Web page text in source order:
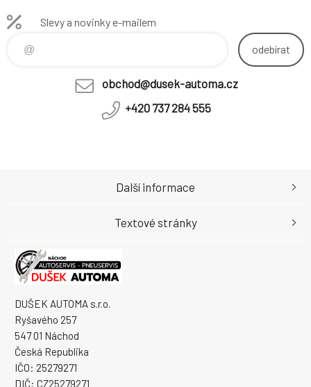
Slevy a novinky e-mailem
odebírat
obchod@dusek-automa.cz
+420 737 284 555
DUŠEK AUTOMA s.r.o.
Ryšavého 257
547 01 Náchod
Česká Republika
IČO: 25279271
DIČ: CZ25279271
Další informace
Textové stránky